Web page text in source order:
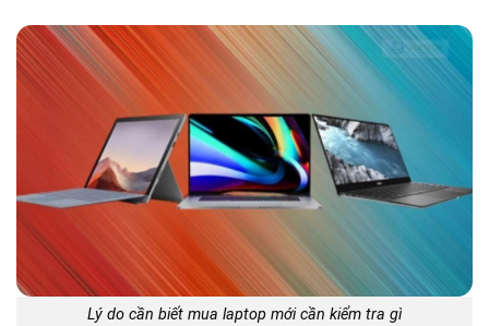
Lý do cần biết mua laptop mới cần kiểm tra gì